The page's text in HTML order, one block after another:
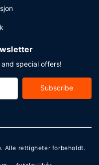
special offers!
Subscribe
. Alle rettigheter forbeholdt.